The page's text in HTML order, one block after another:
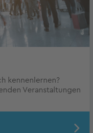
kennenlernen?
Veranstaltungen